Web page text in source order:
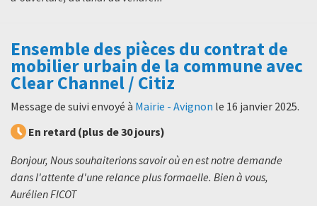
Ensemble des pièces du contrat de
mobilier urbain de la commune avec
Clear Channel / Citiz
Message de suivi envoyé à Mairie - Avignon le 16 janvier 2025.
En retard (plus de 30 jours)
Bonjour, Nous souhaiterions savoir où en est notre demande
dans l'attente d'une relance plus formaelle. Bien à vous,
Aurélien FICOT